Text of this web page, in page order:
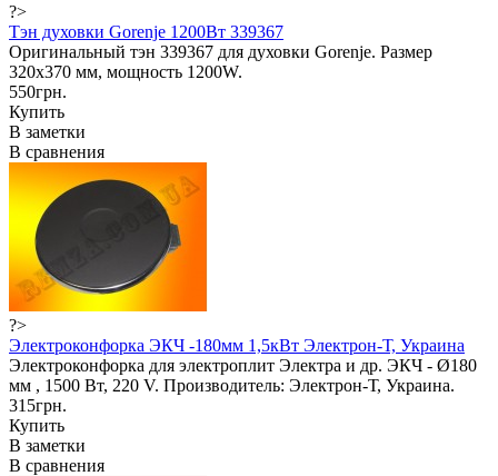
?>
Тэн духовки Gorenje 1200Вт 339367
Оригинальный тэн 339367 для духовки Gorenje. Размер
320х370 мм, мощность 1200W.
550грн.
Купить
В заметки
В сравнения
?>
Электроконфорка ЭКЧ -180мм 1,5кВт Электрон-Т, Украина
Электроконфорка для электроплит Электра и др. ЭКЧ - Ø180
мм , 1500 Вт, 220 V. Производитель: Электрон-Т, Украина.
315грн.
Купить
В заметки
В сравнения